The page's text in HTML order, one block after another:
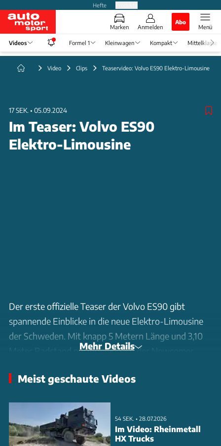
Hefte
Marken Anmelden
Abo
Menü
Videos Formel 1 Kleinwagen Kompakt Mittelklasse
Video Clips Teaservideo: Volvo ES90 Elektro-Limousine
17 SEK. • 05.09.2024
Im Teaser: Volvo ES90
Elektro-Limousine
Der erste offizielle Teaser der Volvo ES90 gibt
spannende Einblicke in die neue Elektro-Limousine
der Schweden. Mit knapp 5 Metern Länge und 3,10
Meter Radstand positioniert sich der Newcomer
zeigt der ES90 klassische Volvo-Gene: sanft
eine Fließheck-artige Silhouette mit markanter
Abrisskante. Die neue SPA3-Plattform ermöglicht
nicht nur mehr Rechenpower, sondern auch höhere
Mehr Details
Meist geschaute Videos
54 SEK. • 28.07.2026
Im Video: Rheinmetall
HX Trucks